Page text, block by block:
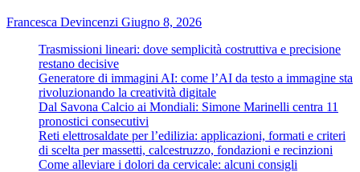
Francesca Devincenzi Giugno 8, 2026
Trasmissioni lineari: dove semplicità costruttiva e precisione
restano decisive
Generatore di immagini AI: come l’AI da testo a immagine sta
rivoluzionando la creatività digitale
Dal Savona Calcio ai Mondiali: Simone Marinelli centra 11
pronostici consecutivi
Reti elettrosaldate per l’edilizia: applicazioni, formati e criteri
di scelta per massetti, calcestruzzo, fondazioni e recinzioni
Come alleviare i dolori da cervicale: alcuni consigli